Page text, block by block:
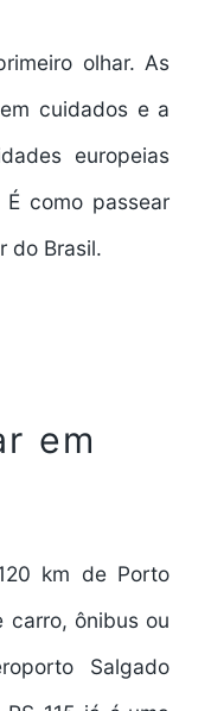
olhar. As
cuidados e a
europeias
como passear
do Brasil.
em
km de Porto
carro, ônibus ou
Salgado